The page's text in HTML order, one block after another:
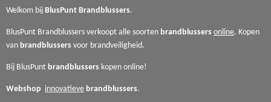
Welkom bij BlusPunt Brandblussers.
BlusPunt Brandblussers verkoopt alle soorten brandblussers online. Kopen
van brandblussers voor brandveiligheid.
Bij BlusPunt brandblussers kopen online!
Webshop innovatieve brandblussers.